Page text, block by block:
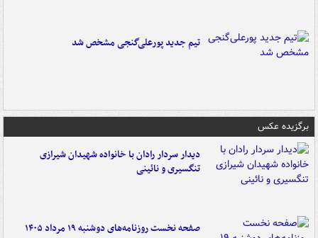
تیم جدید پورعلی‌گنجی مشخص شد
برگزیده عکس
دیدار سردار رادان با خانواده‌ شهیدان شیرازی
تنگسیری و نائینی
صفحه نخست روزنامه‌های دوشنبه ۱۹ مرداد ۱۴۰۵